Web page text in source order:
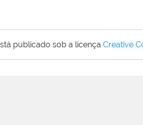
publicado sob a licença Creative